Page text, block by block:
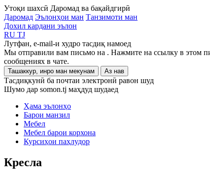
Утоқи шахсӣ Даромад ва бақайдгирӣ
Даромад Эълонҳои ман Танзимоти ман
Дохил кардани эълон
RU TJ
Лутфан, e-mail-и худро тасдиқ намоед
Мы отправили вам письмо на . Нажмите на ссылку в этом
сообщениях в чате.
Ташаккур, инро ман мекунам Аз нав
Тасдиқкунӣ ба почтаи электронӣ равон шуд
Шумо дар somon.tj маҳдуд шудаед
Ҳама эълонҳо
Барои манзил
Мебел
Мебел барои корхона
Курсиҳои паҳлудор
Кресла